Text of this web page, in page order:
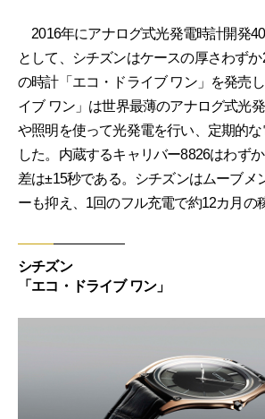
2016年にアナログ式光発電時計開発
として、シチズンはケースの厚さわずか
の時計「エコ・ドライブ ワン」を発売
イブ ワン」は世界最薄のアナログ式光
や照明を使って光発電を行い、定期的
した。内蔵するキャリバー8826はわず
差は±15秒である。シチズンはムーブメ
ーも抑え、1回のフル充電で約12カ月の
シチズン
「エコ・ドライブ ワン」